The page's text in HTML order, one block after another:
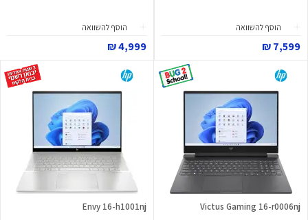
הוסף להשוואה
7,599 ₪
הוסף להשוואה
4,999 ₪
Victus Gaming 16-r0006nj
Envy 16-h1001nj